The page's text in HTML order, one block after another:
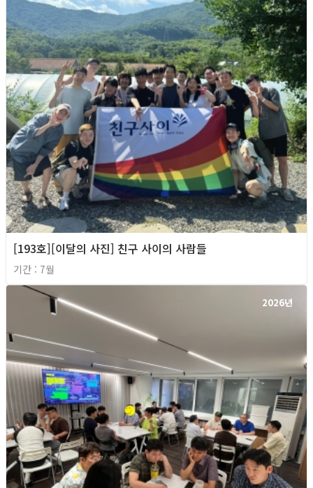
[193호][이달의 사진] 친구 사이의 사람들
기간 : 7월
2026년